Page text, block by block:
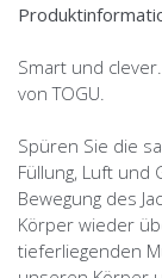
Smart und
von TOGU.
Spüren Sie die
Füllung, Luft und
Bewegung des
Körper wieder
tieferliegenden